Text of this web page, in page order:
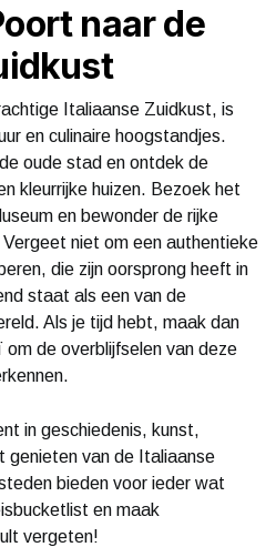
naar de
Italiaanse Zuidkust, is
en culinaire hoogstandjes.
oude stad en ontdek de
kleurrijke huizen. Bezoek het
en bewonder de rijke
niet om een authentieke
die zijn oorsprong heeft in
staat als een van de
Als je tijd hebt, maak dan
de overblijfselen van deze
in geschiedenis, kunst,
genieten van de Italiaanse
bieden voor ieder wat
en maak
vergeten!